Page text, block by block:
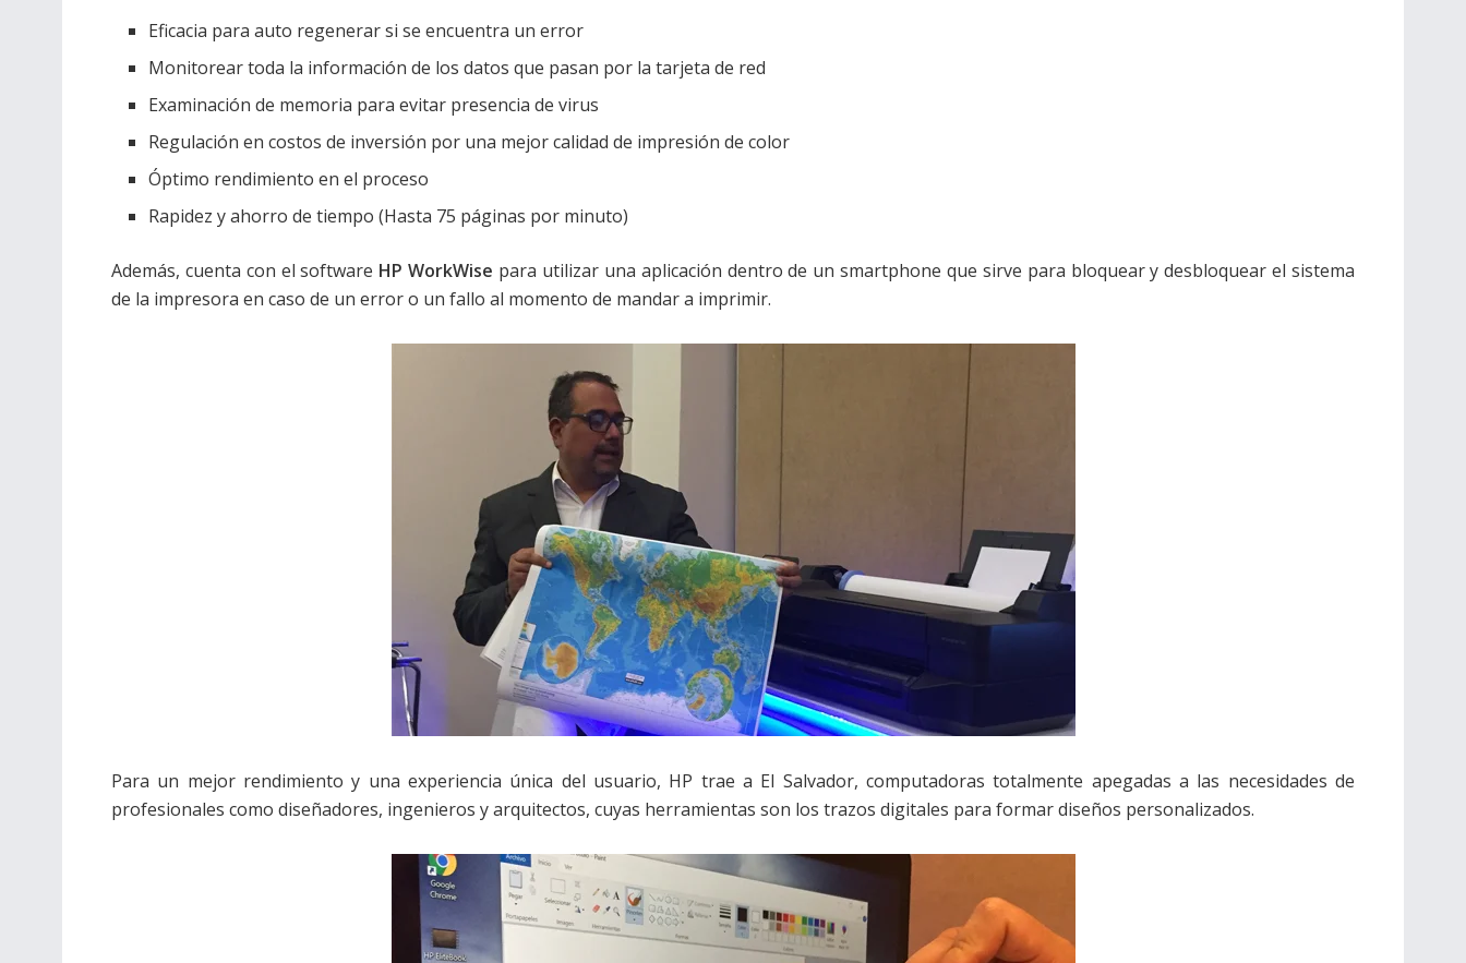
Eficacia para auto regenerar si se encuentra un error
Monitorear toda la información de los datos que pasan por la tarjeta de red
Examinación de memoria para evitar presencia de virus
Regulación en costos de inversión por una mejor calidad de impresión de color
Óptimo rendimiento en el proceso
Rapidez y ahorro de tiempo (Hasta 75 páginas por minuto)
Además, cuenta con el software HP WorkWise para utilizar una aplicación dentro de un smartphone que sirve para bloquear y desbloquear el sistema
de la impresora en caso de un error o un fallo al momento de mandar a imprimir.
Para un mejor rendimiento y una experiencia única del usuario, HP trae a El Salvador, computadoras totalmente apegadas a las necesidades de
profesionales como diseñadores, ingenieros y arquitectos, cuyas herramientas son los trazos digitales para formar diseños personalizados.